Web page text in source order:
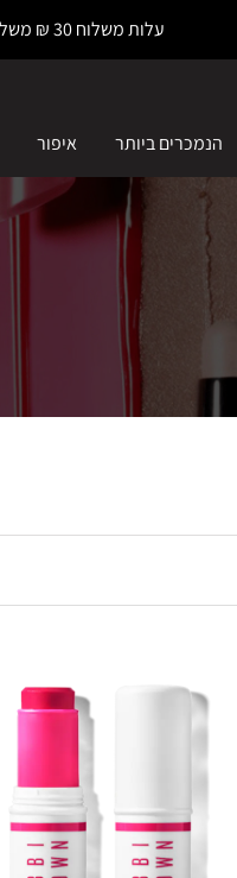
עלות משלוח 30 ₪ משלוח חינם ברכישה ב-249 ₪ ומעלה -
הנמכרים ביותר איפור